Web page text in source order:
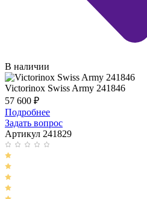
В наличии
Victorinox Swiss Army 241846
57 600 ₽
Подробнее
Задать вопрос
Артикул 241829